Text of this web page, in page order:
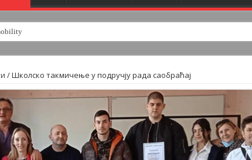
/Школско такмичење у подручју рада саобраћај